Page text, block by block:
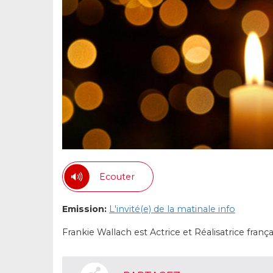
Ecouter
Emission: L'invité(e) de la matinale info
Frankie Wallach est Actrice et Réalisatrice